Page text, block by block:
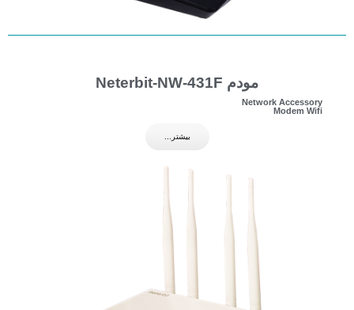
مودم Neterbit-NW-431F
Network Accessory
Modem Wifi
بیشتر...